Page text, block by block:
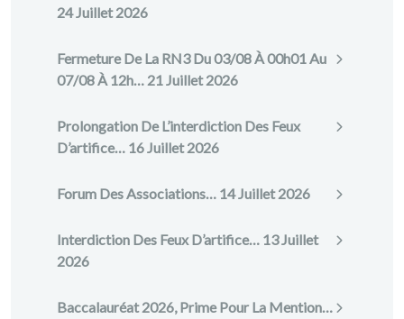
24 Juillet 2026
Fermeture De La RN3 Du 03/08 À 00h01 Au
07/08 À 12h… 21 Juillet 2026
Prolongation De L’interdiction Des Feux
D’artifice… 16 Juillet 2026
Forum Des Associations… 14 Juillet 2026
Interdiction Des Feux D’artifice… 13 Juillet
2026
Baccalauréat 2026, Prime Pour La Mention…